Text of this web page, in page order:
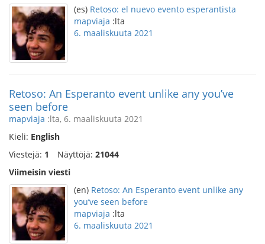
(es) Retoso: el nuevo evento esperantista
mapviaja :lta
6. maaliskuuta 2021
Retoso: An Esperanto event unlike any you’ve
seen before
mapviaja :lta, 6. maaliskuuta 2021
Kieli: English
Viestejä: 1 Näyttöjä: 21044
Viimeisin viesti
(en) Retoso: An Esperanto event unlike any
you’ve seen before
mapviaja :lta
6. maaliskuuta 2021